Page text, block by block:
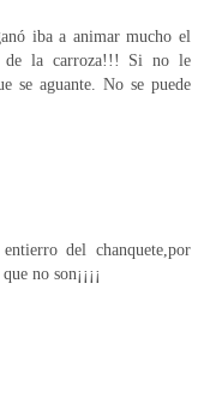
iba a animar mucho el
de la carroza!!! Si no le
se aguante. No se puede
del chanquete,por
no son¡¡¡¡